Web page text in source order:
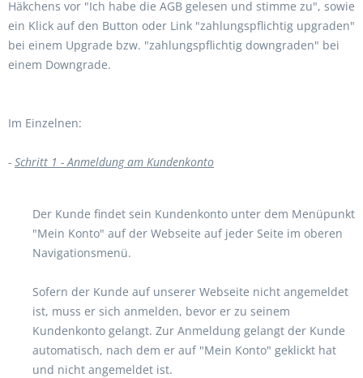
Häkchens vor "Ich habe die AGB gelesen und stimme zu", sowie
ein Klick auf den Button oder Link "zahlungspflichtig upgraden"
bei einem Upgrade bzw. "zahlungspflichtig downgraden" bei
einem Downgrade.
Im Einzelnen:
- Schritt 1 - Anmeldung am Kundenkonto
Der Kunde findet sein Kundenkonto unter dem Menüpunkt
"Mein Konto" auf der Webseite auf jeder Seite im oberen
Navigationsmenü.
Sofern der Kunde auf unserer Webseite nicht angemeldet
ist, muss er sich anmelden, bevor er zu seinem
Kundenkonto gelangt. Zur Anmeldung gelangt der Kunde
automatisch, nach dem er auf "Mein Konto" geklickt hat
und nicht angemeldet ist.